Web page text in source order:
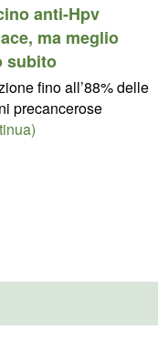
anti-Hpv
ma meglio
subito
fino all’88% delle
precancerose